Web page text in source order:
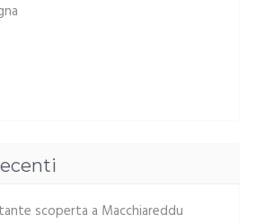
scoperta a Macchiareddu